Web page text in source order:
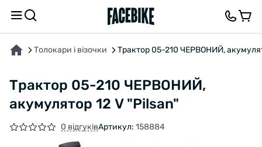
Толокари і візочки Трактор 05-210 ЧЕРВОНИЙ,
Трактор 05-210 ЧЕРВОНИЙ,
акумулятор 12 V "Pilsan"
0 відгуківАртикул: 158884
ПРО ТОВАР ХАРАКТЕРИСТИКИВІДГУКИ ТА ЗАПИТАННЯ